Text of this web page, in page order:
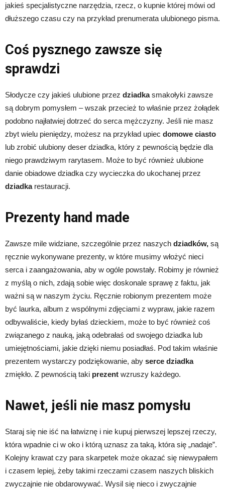
jakieś specjalistyczne narzędzia, rzecz, o kupnie której mówi od
dłuższego czasu czy na przykład prenumerata ulubionego pisma.
Coś pysznego zawsze się
sprawdzi
Słodycze czy jakieś ulubione przez dziadkasmakołyki zawsze
są dobrym pomysłem – wszak przecież to właśnie przez żołądek
podobno najłatwiej dotrzeć do serca mężczyzny. Jeśli nie masz
zbyt wielu pieniędzy, możesz na przykład upiec domowe ciasto
lub zrobić ulubiony deser dziadka, który z pewnością będzie dla
niego prawdziwym rarytasem. Może to być również ulubione
danie obiadowe dziadka czy wycieczka do ukochanej przez
dziadkarestauracji.
Prezenty hand made
Zawsze mile widziane, szczególnie przez naszych dziadków, są
ręcznie wykonywane prezenty, w które musimy włożyć nieci
serca i zaangażowania, aby w ogóle powstały. Robimy je również
z myślą o nich, zdają sobie więc doskonale sprawę z faktu, jak
ważni są w naszym życiu. Ręcznie robionym prezentem może
być laurka, album z wspólnymi zdjęciami z wypraw, jakie razem
odbywaliście, kiedy byłaś dzieckiem, może to być również coś
związanego z nauką, jaką odebrałaś od swojego dziadka lub
umiejętnościami, jakie dzięki niemu posiadłaś. Pod takim właśnie
prezentem wystarczy podziękowanie, aby serce dziadka
zmiękło. Z pewnością taki prezent wzruszy każdego.
Nawet, jeśli nie masz pomysłu
Staraj się nie iść na łatwiznę i nie kupuj pierwszej lepszej rzeczy,
która wpadnie ci w oko i którą uznasz za taką, która się „nadaje”.
Kolejny krawat czy para skarpetek może okazać się niewypałem
i czasem lepiej, żeby takimi rzeczami czasem naszych bliskich
zwyczajnie nie obdarowywać. Wysil się nieco i zwyczajnie